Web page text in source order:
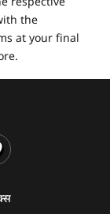
the
at your final